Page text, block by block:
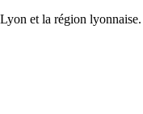
et la région